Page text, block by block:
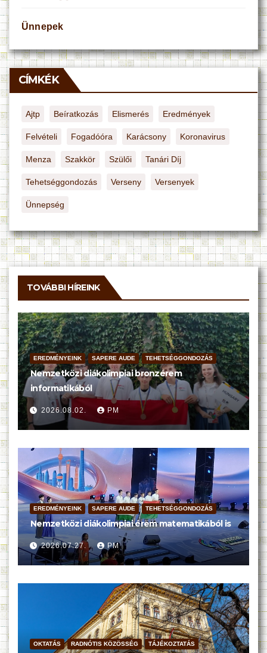
Ünnepek
CÍMKÉK
Ajtp Beíratkozás Elismerés Eredmények
Felvételi Fogadóóra Karácsony Koronavirus
Menza Szakkör Szülői Tanári Díj
Tehetséggondozás Verseny Versenyek
Ünnepség
TOVÁBBI HÍREINK
EREDMÉNYEINK SAPERE AUDE TEHETSÉGGONDOZÁS
Nemzetközi diákolimpiai bronzérem
informatikából
2026.08.02. PM
EREDMÉNYEINK SAPERE AUDE TEHETSÉGGONDOZÁS
Nemzetközi diákolimpiai érem matematikából is
2026.07.27. PM
OKTATÁS RADNÓTIS KÖZÖSSÉG TÁJÉKOZTATÁS